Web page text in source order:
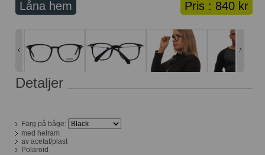
Lånekorg: 0 bågar
Varukorg: 0 varor
Pris : 840 kr
Låna hem
Detaljer
Färg på båge:
med helram
av acetat/plast
Polaroid